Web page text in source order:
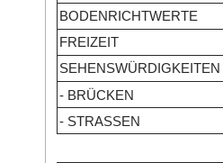
BODENRICHTWERTE
FREIZEIT
SEHENSWÜRDIGKEITEN
- BRÜCKEN
- STRASSEN